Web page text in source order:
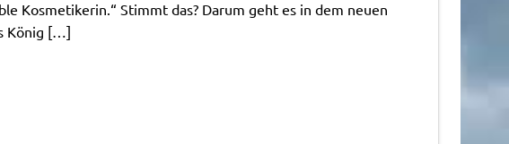
Kosmetikerin.“ Stimmt das? Darum geht es in dem neuen
König […]